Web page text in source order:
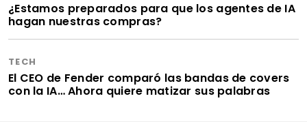
¿Estamos preparados para que los agentes de IA
hagan nuestras compras?
TECH
El CEO de Fender comparó las bandas de covers
con la IA… Ahora quiere matizar sus palabras